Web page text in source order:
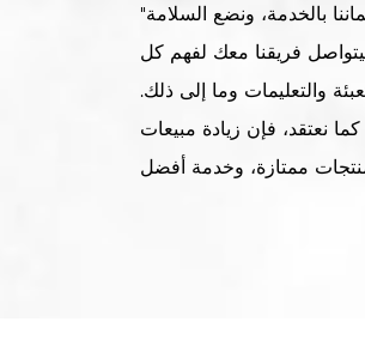
"الدقة والموثوقية والمهنية" هي روح الإنتاج لدينا وإيماننا بالخدمة، ونضع السلامة
فريقنا معك لفهم كل
والتعليمات وما إلى ذلك.
نعتقد، فإن زيادة مبيعات